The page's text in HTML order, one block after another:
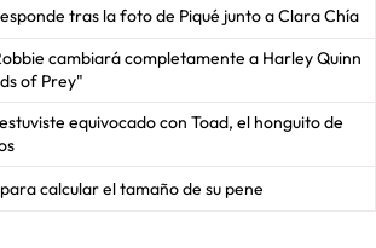
tras la foto de Piqué junto a Clara Chía
cambiará completamente a Harley Quinn
of Prey"
equivocado con Toad, el honguito de
calcular el tamaño de su pene